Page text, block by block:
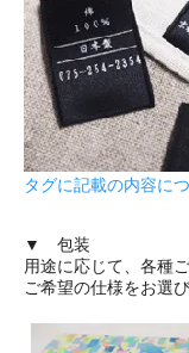
タグに記載の内容に
▼ 包装
用途に応じて、各種
ご希望の仕様をお選